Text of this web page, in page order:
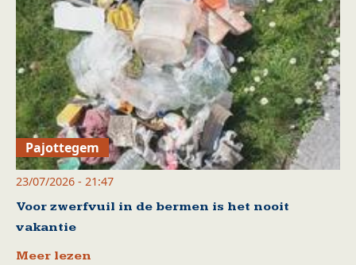
Pajottegem
23/07/2026 - 21:47
Voor zwerfvuil in de bermen is het nooit
vakantie
Meer lezen